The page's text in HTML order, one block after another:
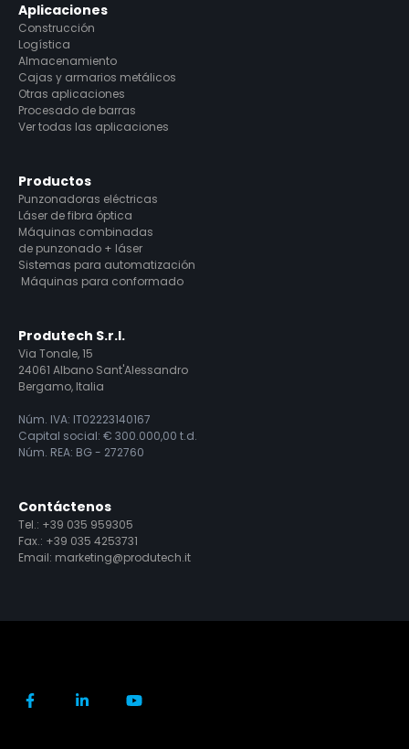
Produtech S.r.l.
Via Tonale, 15
24061 Albano Sant'Alessandro
Bergamo, Italia
Núm. IVA: IT02223140167
Capital social: € 300.000,00 t.d.
Núm. REA: BG - 272760
Contáctenos
Tel.: +39 035 959305
Fax.: +39 035 4253731
Email: marketing@produtech.it
Productos
Punzonadoras eléctricas
Láser de fibra óptica
Máquinas combinadas
de punzonado + láser
Sistemas para automatización
Máquinas para conformado
Aplicaciones
Construcción
Logística
Almacenamiento
Cajas y armarios metálicos
Otras aplicaciones
Procesado de barras
Ver todas las aplicaciones